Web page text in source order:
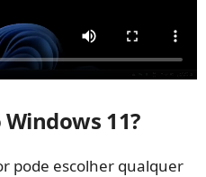
11?
pode escolher qualquer